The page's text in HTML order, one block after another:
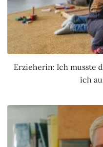
Erzieherin: Ich musste
ich